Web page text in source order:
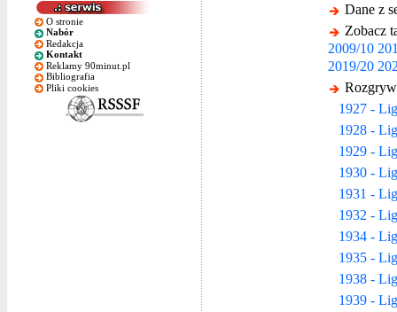
O stronie
Nabór
Redakcja
Kontakt
Reklamy 90minut.pl
Bibliografia
Pliki cookies
Dane z
Zobacz
2009/10
2019/20
1927 -
1928 -
1929 -
1930 -
1931 -
1932 -
1934 -
1935 -
1938 -
1939 -